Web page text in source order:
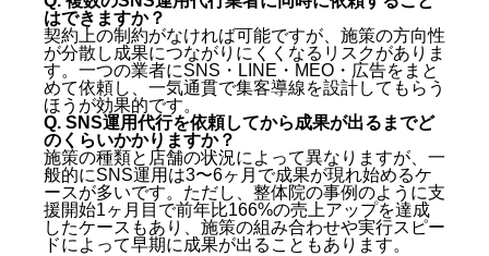
はできますか？
契約上の制約がなければ可能ですが、施策の方向性
が分散し成果につながりにくくなるリスクがありま
す。一つの業者にSNS・LINE・MEO・広告をまと
めて依頼し、一気通貫で集客導線を設計してもらう
ほうが効果的です。
Q. SNS運用代行を依頼してから成果が出るまでど
のくらいかかりますか？
施策の種類と店舗の状況によって異なりますが、一
般的にSNS運用は3〜6ヶ月で成果が現れ始めるケ
ースが多いです。ただし、整体院の事例のように支
援開始1ヶ月目で前年比166%の売上アップを達成
したケースもあり、施策の組み合わせや実行スピー
ドによって早期に成果が出ることもあります。